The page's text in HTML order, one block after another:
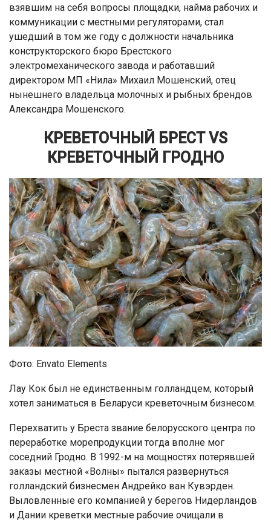
взявшим на себя вопросы площадки, найма рабочих и
коммуникации с местными регуляторами, стал
ушедший в том же году с должности начальника
конструкторского бюро Брестского
электромеханического завода и работавший
директором МП «Нила» Михаил Мошенский, отец
нынешнего владельца молочных и рыбных брендов
Александра Мошенского.
КРЕВЕТОЧНЫЙ БРЕСТ VS
КРЕВЕТОЧНЫЙ ГРОДНО
Фото: Envato Elements
Лау Кок был не единственным голландцем, который
хотел заниматься в Беларуси креветочным бизнесом.
Перехватить у Бреста звание белорусского центра по
переработке морепродукции тогда вполне мог
соседний Гродно. В 1992-м на мощностях потерявшей
заказы местной «Волны» пытался развернуться
голландский бизнесмен Андрейко ван Кувэрден.
Выловленные его компанией у берегов Нидерландов
и Дании креветки местные рабочие очищали в